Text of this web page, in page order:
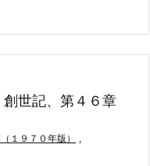
世記、第４６章
１９７０年版）
,